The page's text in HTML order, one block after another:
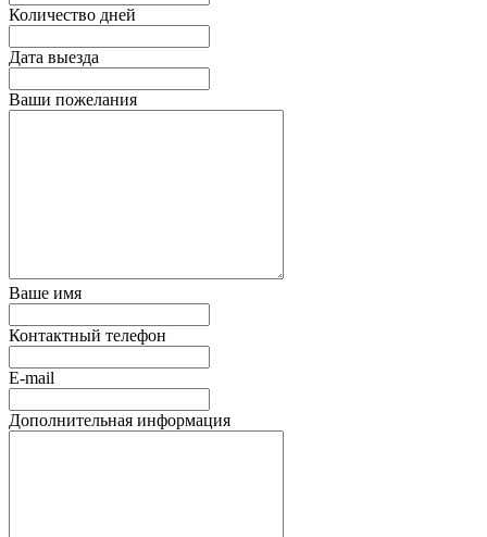
Количество дней
Дата выезда
Ваши пожелания
Ваше имя
Контактный телефон
E-mail
Дополнительная информация